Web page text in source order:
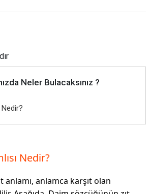
Neler Bulacaksınız ?
Nedir?
Nedir?
anlamı, anlamca karşıt olan